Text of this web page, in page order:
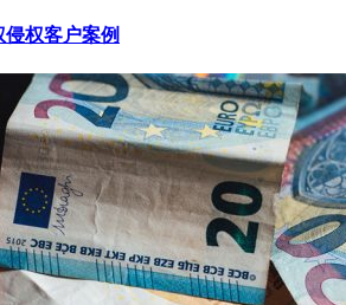
侵权客户案例